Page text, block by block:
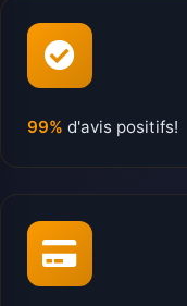
99% d'avis positifs!